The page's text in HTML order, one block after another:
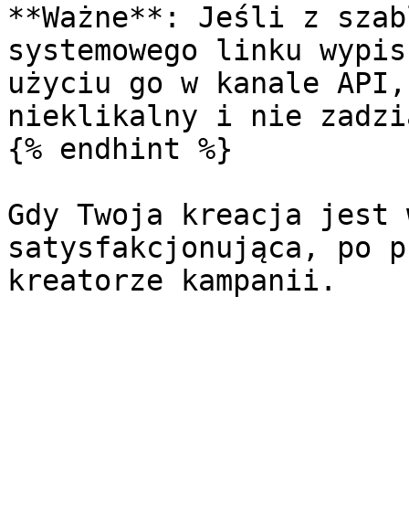
**Ważne**: Jeśli z
systemowego linku
użyciu go w kanale
nieklikalny i nie
{% endhint %}
Gdy Twoja kreacja jest
satysfakcjonująca,